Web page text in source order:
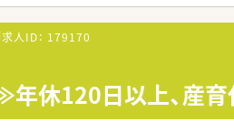
理部門や商品部門等の本社スタ
年々増加しており、在宅医療へ
まで取得が可能で、時短制度は
日とワークライフバランスが整
薬まで、従業員割引制度など嬉
人ID： 179170
年休120日以上、産